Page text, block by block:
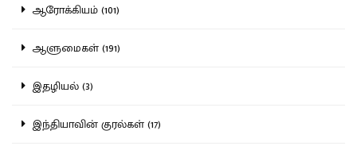
ஆரோக்கியம் (101)
ஆளுமைகள் (191)
இதழியல் (3)
இந்தியாவின் குரல்கள் (17)